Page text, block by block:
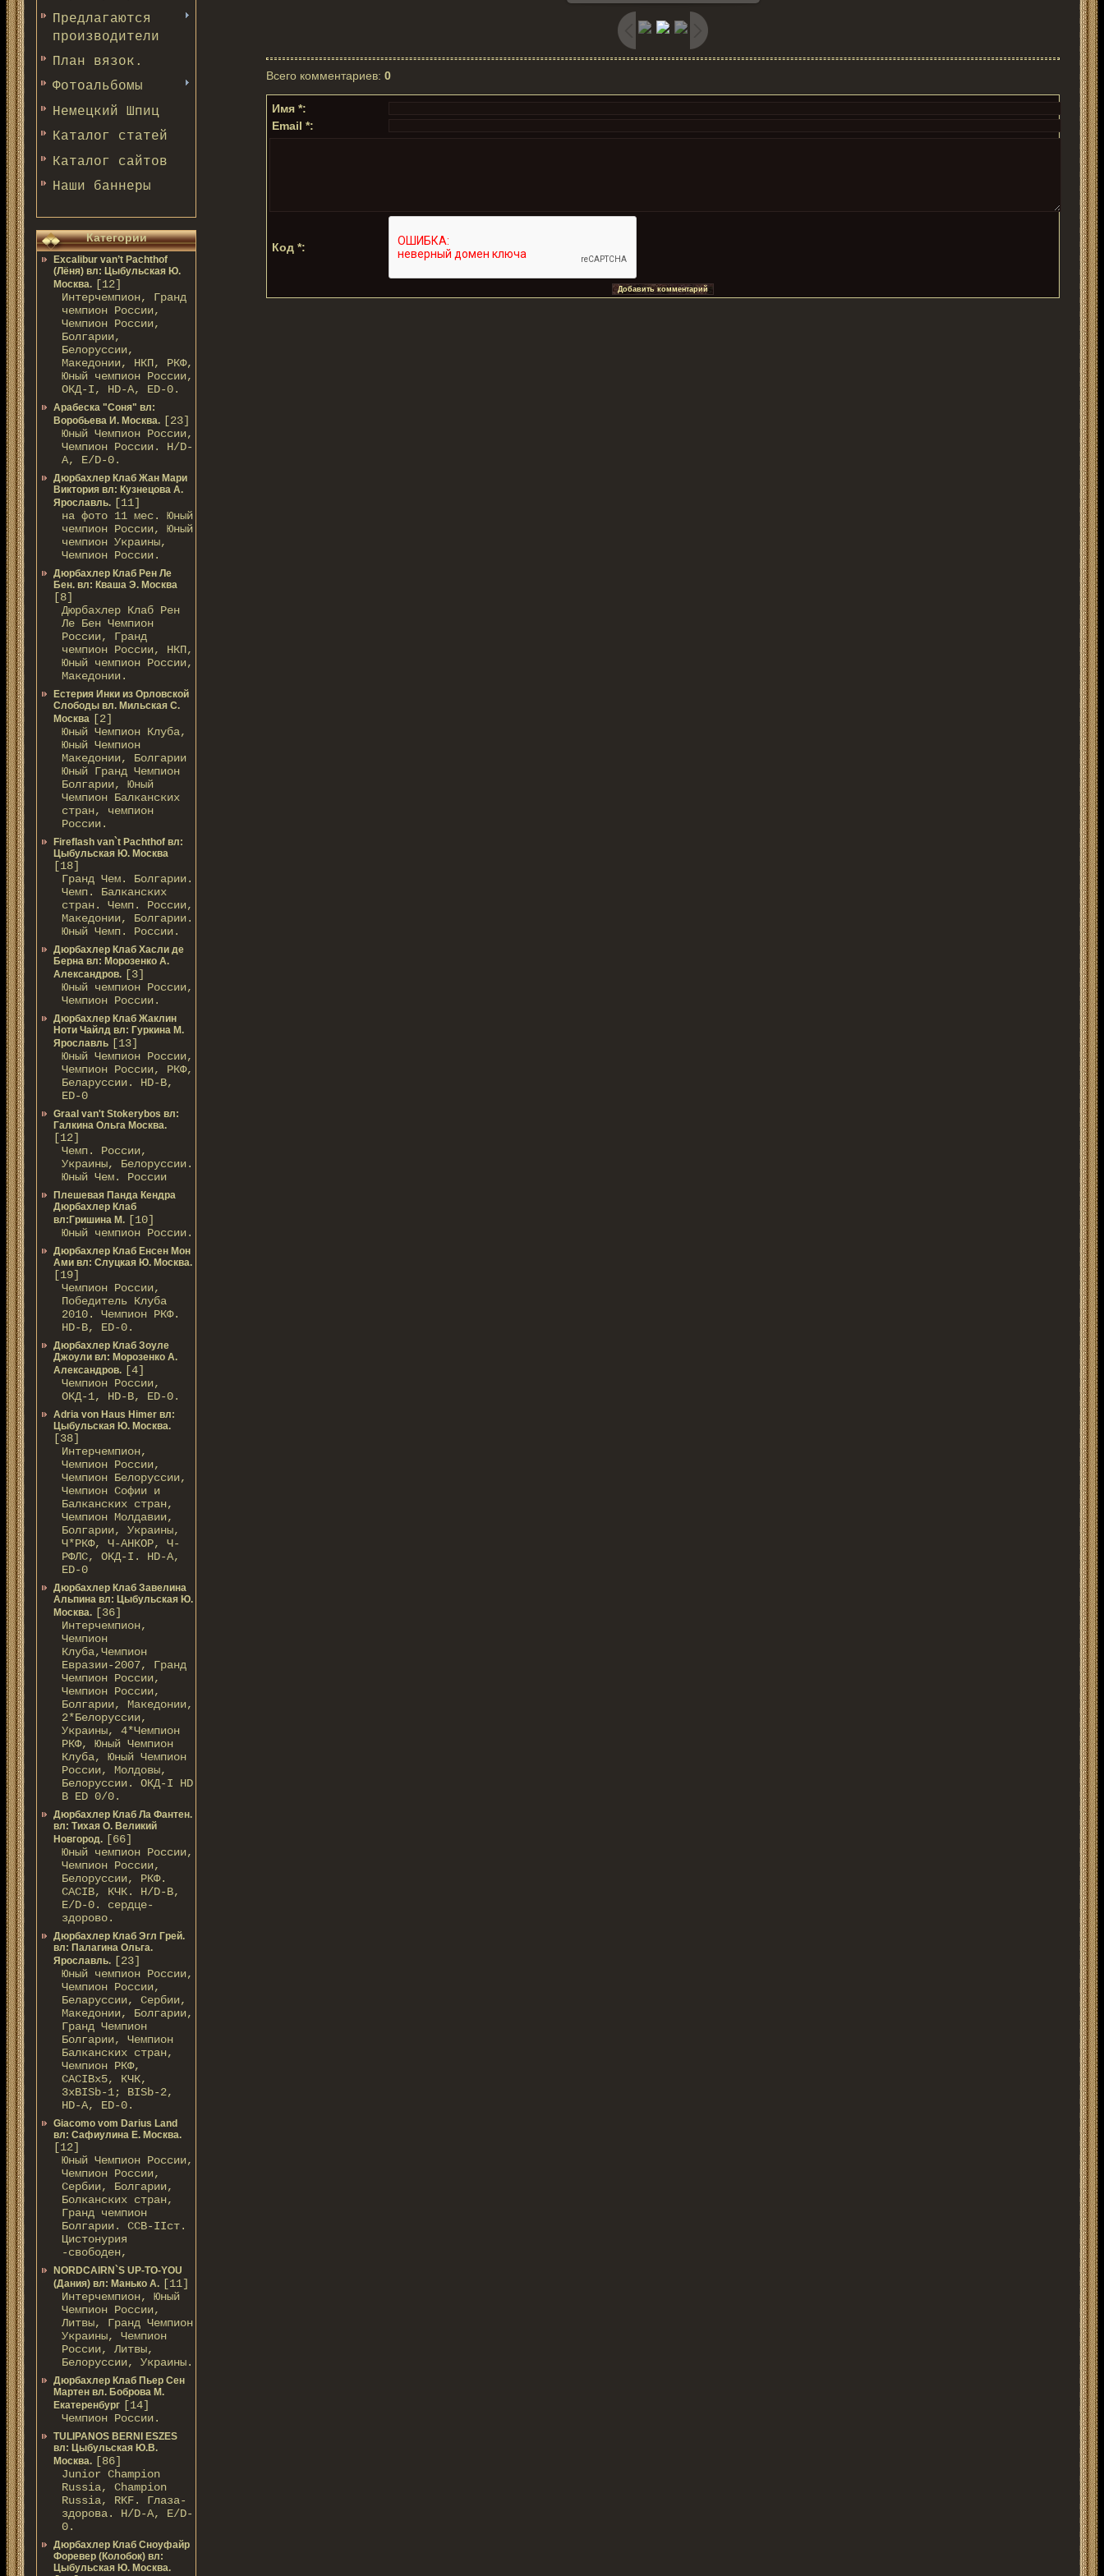
Предлагаются
производители
План вязок.
Фотоальбомы
Немецкий Шпиц
Каталог статей
Каталог сайтов
Наши баннеры
Категории
Excalibur van’t Pachthof
(Лёня) вл: Цыбульская Ю.
Москва. [12]
Интерчемпион, Гранд
чемпион России,
Чемпион России,
Болгарии,
Белоруссии,
Македонии, НКП, РКФ,
Юный чемпион России,
ОКД-I, HD-A, ED-0.
Арабеска "Соня" вл:
Воробьева И. Москва. [23]
Юный Чемпион России,
Чемпион России. Н/D-
A, Е/D-0.
Дюрбахлер Клаб Жан Мари
Виктория вл: Кузнецова А.
Ярославль. [11]
на фото 11 мес. Юный
чемпион России, Юный
чемпион Украины,
Чемпион России.
Дюрбахлер Клаб Рен Ле
Бен. вл: Кваша Э. Москва
[8]
Дюрбахлер Клаб Рен
Ле Бен Чемпион
России, Гранд
чемпион России, НКП,
Юный чемпион России,
Македонии.
Естерия Инки из Орловской
Слободы вл. Мильская С.
Москва [2]
Юный Чемпион Клуба,
Юный Чемпион
Македонии, Болгарии
Юный Гранд Чемпион
Болгарии, Юный
Чемпион Балканских
стран, чемпион
России.
Fireflash van`t Pachthof вл:
Цыбульская Ю. Москва
[18]
Гранд Чем. Болгарии.
Чемп. Балканских
стран. Чемп. России,
Македонии, Болгарии.
Юный Чемп. России.
Дюрбахлер Клаб Хасли де
Берна вл: Морозенко А.
Александров. [3]
Юный чемпион России,
Чемпион России.
Дюрбахлер Клаб Жаклин
Ноти Чайлд вл: Гуркина М.
Ярославль [13]
Юный Чемпион России,
Чемпион России, РКФ,
Беларуссии. HD-В,
ED-0
Graal van't Stokerybos вл:
Галкина Ольга Москва.
[12]
Чемп. России,
Украины, Белоруссии.
Юный Чем. России
Плешевая Панда Кендра
Дюрбахлер Клаб
вл:Гришина М. [10]
Юный чемпион России.
Дюрбахлер Клаб Енсен Мон
Ами вл: Слуцкая Ю. Москва.
[19]
Чемпион России,
Победитель Клуба
2010. Чемпион РКФ.
HD-B, ED-0.
Дюрбахлер Клаб Зоуле
Джоули вл: Морозенко А.
Александров. [4]
Чемпион России,
ОКД-1, HD-B, ED-0.
Adria von Haus Himer вл:
Цыбульская Ю. Москва.
[38]
Интерчемпион,
Чемпион России,
Чемпион Белоруссии,
Чемпион Софии и
Балканских стран,
Чемпион Молдавии,
Болгарии, Украины,
Ч*РКФ, Ч-АНКОР, Ч-
РФЛС, ОКД-I. HD-A,
ED-0
Дюрбахлер Клаб Завелина
Альпина вл: Цыбульская Ю.
Москва. [36]
Интерчемпион,
Чемпион
Клуба,Чемпион
Евразии-2007, Гранд
Чемпион России,
Чемпион России,
Болгарии, Македонии,
2*Белоруссии,
Украины, 4*Чемпион
РКФ, Юный Чемпион
Клуба, Юный Чемпион
России, Молдовы,
Белоруссии. ОКД-I HD
В ED 0/0.
Дюрбахлер Клаб Ла Фантен.
вл: Тихая О. Великий
Новгород. [66]
Юный чемпион России,
Чемпион России,
Белоруссии, РКФ.
CACIB, КЧК. H/D-В,
E/D-0. сердце-
здорово.
Дюрбахлер Клаб Эгл Грей.
вл: Палагина Ольга.
Ярославль. [23]
Юный чемпион России,
Чемпион России,
Беларуссии, Сербии,
Македонии, Болгарии,
Гранд Чемпион
Болгарии, Чемпион
Балканских стран,
Чемпион РКФ,
CACIBx5, КЧК,
3xBISb-1; BISb-2,
HD-A, ED-0.
Giacomo vom Darius Land
вл: Сафиулина Е. Москва.
[12]
Юный Чемпион России,
Чемпион России,
Сербии, Болгарии,
Болканских стран,
Гранд чемпион
Болгарии. ССВ-IIст.
Цистонурия
-свободен,
NORDCAIRN`S UP-TO-YOU
(Дания) вл: Манько А. [11]
Интерчемпион, Юный
Чемпион России,
Литвы, Гранд Чемпион
Украины, Чемпион
России, Литвы,
Белоруссии, Украины.
Дюрбахлер Клаб Пьер Сен
Мартен вл. Боброва М.
Екатеренбург [14]
Чемпион России.
TULIPANOS BERNI ESZES
вл: Цыбульская Ю.В.
Москва. [86]
Junior Champion
Russia, Champion
Russia, RKF. Глаза-
здорова. H/D-А, E/D-
0.
Дюрбахлер Клаб Сноуфайр
Форевер (Колобок) вл:
Цыбульская Ю. Москва.
Всего комментариев: 0
Имя *:
Email *:
Код *: